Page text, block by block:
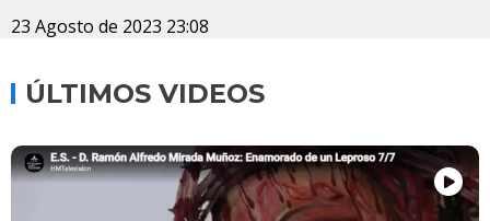
23 Agosto de 2023 23:08
ÚLTIMOS VIDEOS